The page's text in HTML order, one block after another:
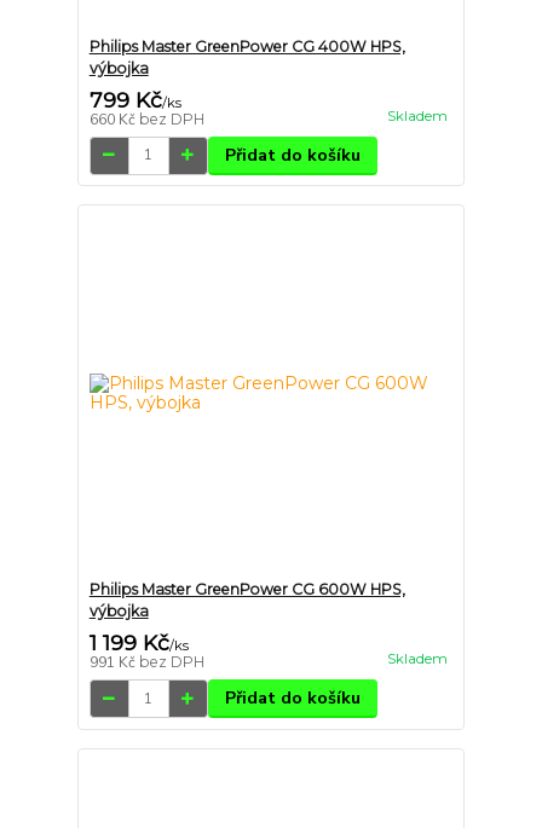
Philips Master GreenPower CG 400W HPS,
výbojka
799 Kč/ks
660 Kč bez DPH Skladem
Přidat do košíku
Philips Master GreenPower CG 600W HPS,
výbojka
1 199 Kč/ks
991 Kč bez DPH Skladem
Přidat do košíku